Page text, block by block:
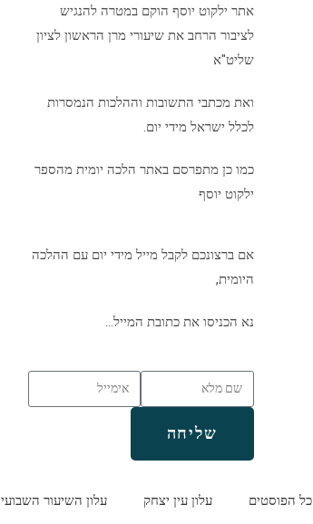
אתר ילקוט יוסף הוקם במטרה להנגיש
לציבור הרחב את שיעורי מרן הראשון לציון
שליט"א
ואת מכתבי התשובות וההלכות הנמסרות
לכלל ישראל מידי יום.
כמו כן מתפרסם באתר הלכה יומית מהספר
ילקוט יוסף
אם ברצונכם לקבל מייל מידי יום עם ההלכה
היומית,
נא הכניסו את כתובת המייל…
שליחה
כל הפוסטים עלון עין יצחק עלון השיעור השבועי